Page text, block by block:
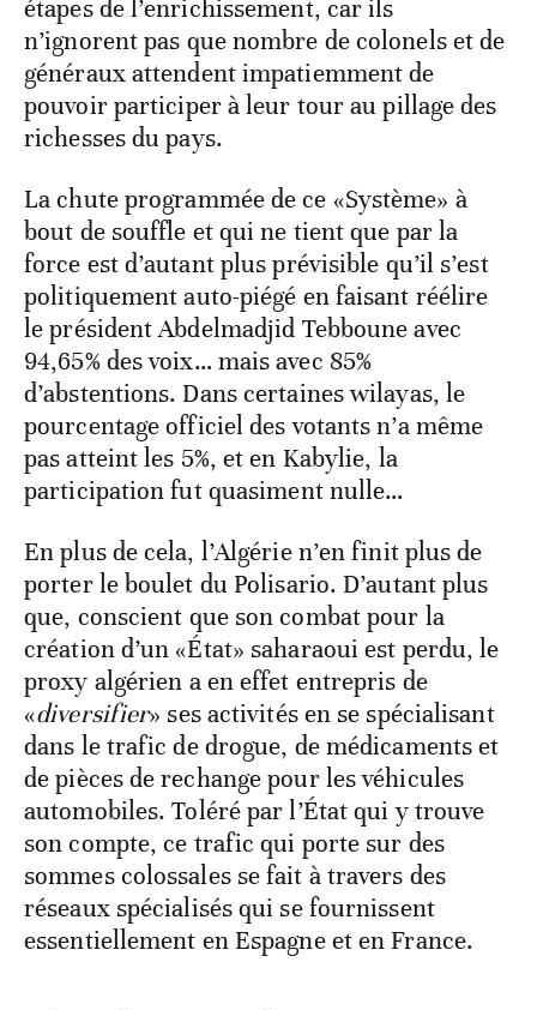
étapes de l’enrichissement, car ils
n’ignorent pas que nombre de colonels et de
généraux attendent impatiemment de
pouvoir participer à leur tour au pillage des
richesses du pays.
La chute programmée de ce «Système» à
bout de souffle et qui ne tient que par la
force est d’autant plus prévisible qu’il s’est
politiquement auto-piégé en faisant réélire
le président Abdelmadjid Tebboune avec
94,65% des voix… mais avec 85%
d’abstentions. Dans certaines wilayas, le
pourcentage officiel des votants n’a même
pas atteint les 5%, et en Kabylie, la
participation fut quasiment nulle…
En plus de cela, l’Algérie n’en finit plus de
porter le boulet du Polisario. D’autant plus
que, conscient que son combat pour la
création d’un «État» saharaoui est perdu, le
proxy algérien a en effet entrepris de
«diversifier» ses activités en se spécialisant
dans le trafic de drogue, de médicaments et
de pièces de rechange pour les véhicules
automobiles. Toléré par l’État qui y trouve
son compte, ce trafic qui porte sur des
sommes colossales se fait à travers des
réseaux spécialisés qui se fournissent
essentiellement en Espagne et en France.